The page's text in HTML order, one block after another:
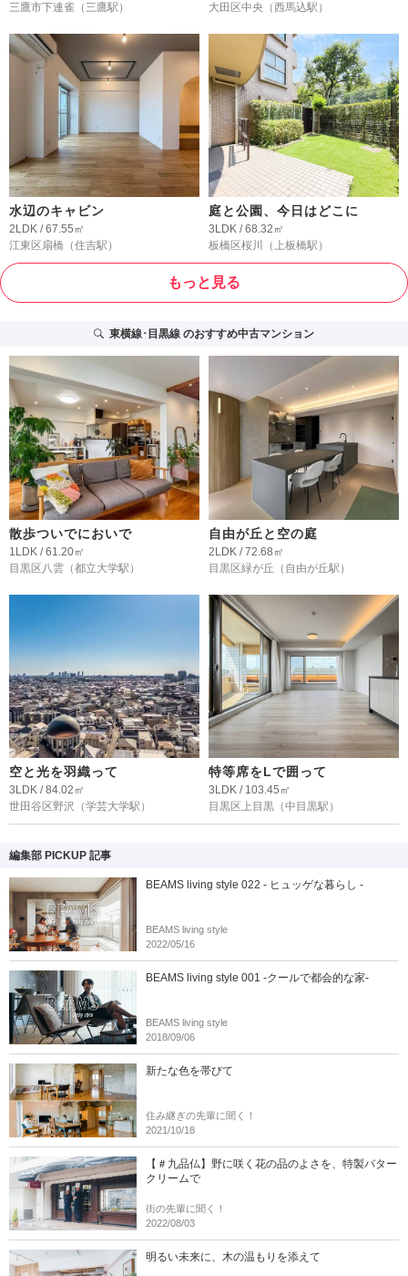
三鷹市下連雀 （三鷹駅）
大田区中央 （西馬込駅）
水辺のキャビン
2LDK / 67.55㎡
江東区扇橋 （住吉駅）
庭と公園、今日はどこに
3LDK / 68.32㎡
板橋区桜川
（上板橋駅）
もっと見る
東横線･目黒線のおすすめ中古マンション
散歩ついでにおいで
1LDK / 61.20㎡
目黒区八雲 （都立大学駅）
自由が丘と空の庭
2LDK / 72.68㎡
目黒区緑が丘 （自由が丘駅）
空と光を羽織って
3LDK / 84.02㎡
世田谷区野沢 （学芸大学駅）
特等席をLで囲って
3LDK / 103.45㎡
目黒区上目黒 （中目黒駅）
編集部 PICKUP 記事
BEAMS living style 022 - ヒュッゲな暮らし -
BEAMS living style
2022/05/16
BEAMS living style 001 -クールで都会的な家-
BEAMS living style
2018/09/06
新たな色を帯びて
住み継ぎの先輩に聞く！
2021/10/18
【＃九品仏】野に咲く花の品のよさを、特製バター
クリームで
街の先輩に聞く！
2022/08/03
明るい未来に、木の温もりを添えて